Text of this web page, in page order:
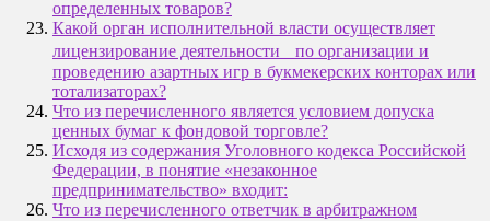
определенных товаров?
Какой орган исполнительной власти осуществляет
лицензирование деятельности по организации и
проведению азартных игр в букмекерских конторах или
тотализаторах?
Что из перечисленного является условием допуска
ценных бумаг к фондовой торговле?
Исходя из содержания Уголовного кодекса Российской
Федерации, в понятие «незаконное
предпринимательство» входит:
Что из перечисленного ответчик в арбитражном